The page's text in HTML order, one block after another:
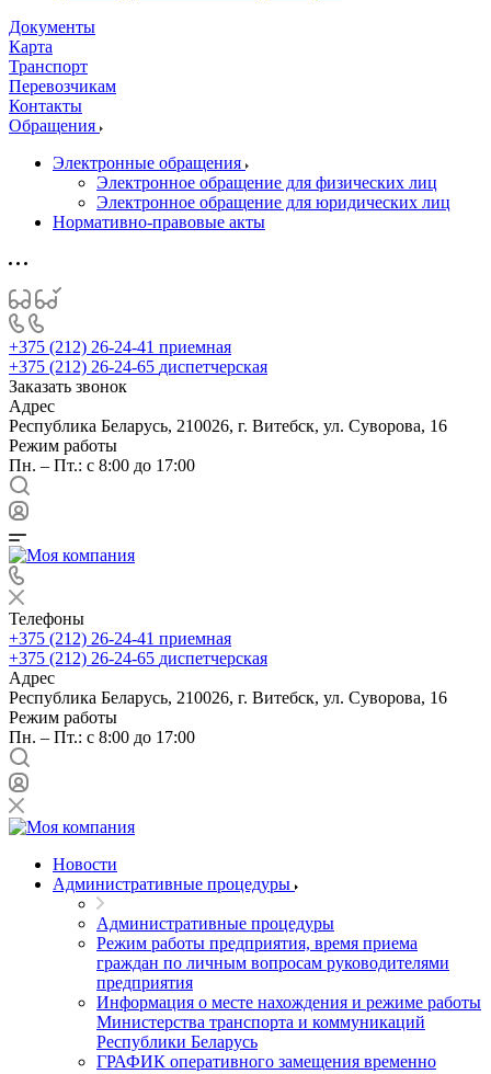
Документы
Карта
Транспорт
Перевозчикам
Контакты
Обращения
Электронные обращения
Электронное обращение для физических лиц
Электронное обращение для юридических лиц
Нормативно-правовые акты
+375 (212) 26-24-41 приемная
+375 (212) 26-24-65 диспетчерская
Заказать звонок
Адрес
Республика Беларусь, 210026, г. Витебск, ул. Суворова, 16
Режим работы
Пн. – Пт.: с 8:00 до 17:00
Телефоны
+375 (212) 26-24-41 приемная
+375 (212) 26-24-65 диспетчерская
Адрес
Республика Беларусь, 210026, г. Витебск, ул. Суворова, 16
Режим работы
Пн. – Пт.: с 8:00 до 17:00
Новости
Административные процедуры
Административные процедуры
Режим работы предприятия, время приема
граждан по личным вопросам руководителями
предприятия
Информация о месте нахождения и режиме работы
Министерства транспорта и коммуникаций
Республики Беларусь
ГРАФИК оперативного замещения временно